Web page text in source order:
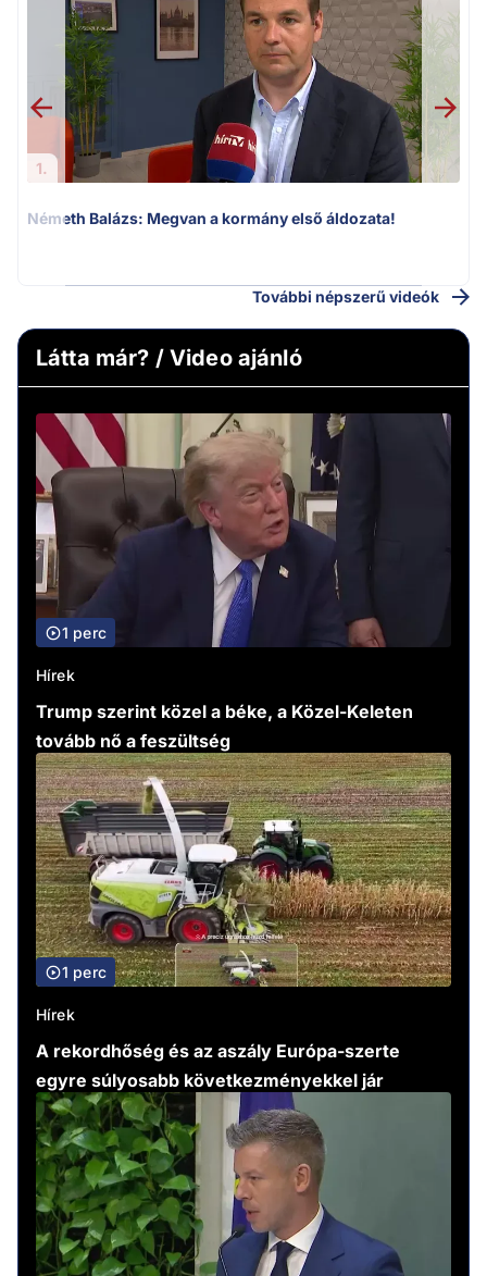
1.
Németh Balázs: Megvan a kormány első áldozata!
További népszerű videók
Látta már? / Video ajánló
1 perc
Hírek
Trump szerint közel a béke, a Közel-Keleten
tovább nő a feszültség
1 perc
Hírek
A rekordhőség és az aszály Európa-szerte
egyre súlyosabb következményekkel jár